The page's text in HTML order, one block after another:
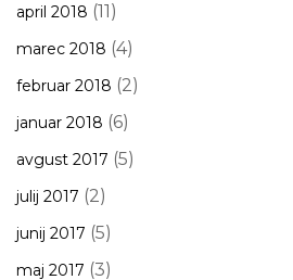
april 2018 (11)
marec 2018 (4)
februar 2018 (2)
januar 2018 (6)
avgust 2017 (5)
julij 2017 (2)
junij 2017 (5)
maj 2017 (3)